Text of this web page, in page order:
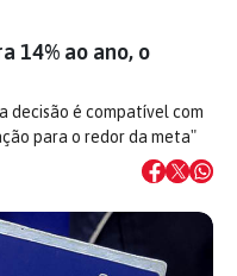
14% ao ano, o
decisão é compatível com
para o redor da meta"